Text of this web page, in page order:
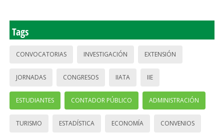
Tags
CONVOCATORIAS INVESTIGACIÓN EXTENSIÓN
JORNADAS CONGRESOS IIATA IIE
ESTUDIANTES CONTADOR PÚBLICO ADMINISTRACIÓN
TURISMO ESTADÍSTICA ECONOMÍA CONVENIOS